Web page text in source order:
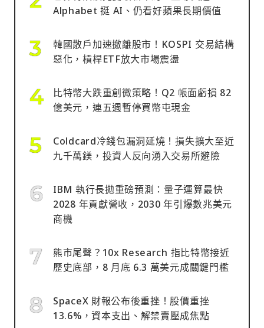
Alphabet 挺 AI、仍看好蘋果長期價值
韓國散戶加速撤離股市！KOSPI 交易結構
惡化，槓桿ETF放大市場震盪
比特幣大跌重創微策略！Q2 帳面虧損 82
億美元，連五週暫停買幣屯現金
Coldcard冷錢包漏洞延燒！損失擴大至近
九千萬鎂，投資人反向湧入交易所避險
IBM 執行長拋重磅預測：量子運算最快
2028 年貢獻營收，2030 年引爆數兆美元
商機
熊市尾聲？10x Research 指比特幣接近
歷史底部，8 月底 6.3 萬美元成關鍵門檻
SpaceX 財報公布後重挫！股價重挫
13.6%，資本支出、解禁賣壓成焦點